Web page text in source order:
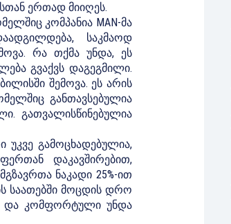
ერთად მიიღეს.
კომპანია MAN-მა
საკმაოდ
რა თქმა უნდა, ეს
გვაქვს დაგეგმილი.
შემოვა. ეს არის
განთავსებულია
გათვალისწინებულია
უკვე გამოცხადებულია,
დაკავშირებით,
ნაკადი 25%-ით
საათებში მოცდის დრო
და კომფორტული უნდა